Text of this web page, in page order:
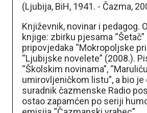
(Ljubija, BiH, 1941. - Čazma,
Književnik, novinar i pedagog.
knjige: zbirku pjesama
pripovjedaka “Mokropoljske
“Ljubijske novelete” (2008.).
“Školskim novinama”,
umirovljeničkom listu”, a bio
suradnik čazmenske Radio
ostao zapamćen po seriji